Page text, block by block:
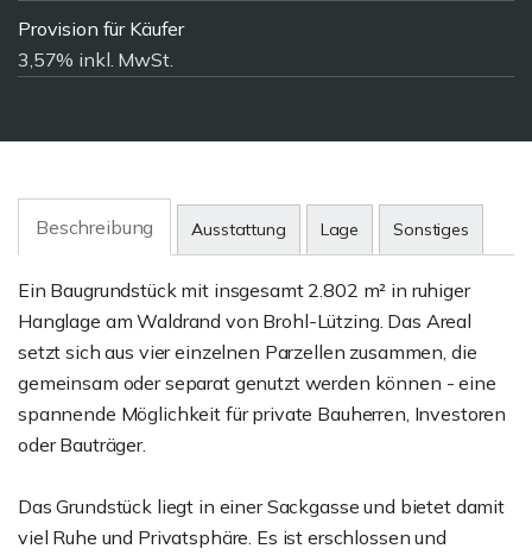
Provision für Käufer
3,57% inkl. MwSt.
Beschreibung Ausstattung Lage Sonstiges
Ein Baugrundstück mit insgesamt 2.802 m² in ruhiger
Hanglage am Waldrand von Brohl-Lützing. Das Areal
setzt sich aus vier einzelnen Parzellen zusammen, die
gemeinsam oder separat genutzt werden können - eine
spannende Möglichkeit für private Bauherren, Investoren
oder Bauträger.
Das Grundstück liegt in einer Sackgasse und bietet damit
viel Ruhe und Privatsphäre. Es ist erschlossen und